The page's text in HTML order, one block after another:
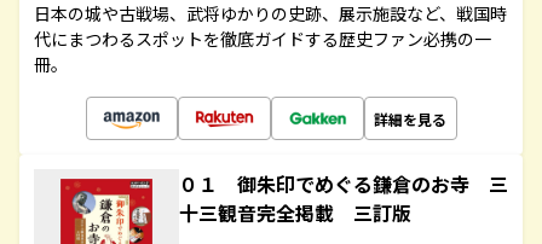
日本の城や古戦場、武将ゆかりの史跡、展示施設など、戦国時
代にまつわるスポットを徹底ガイドする歴史ファン必携の一
冊。
詳細を見る
０１ 御朱印でめぐる鎌倉のお寺 三
十三観音完全掲載 三訂版